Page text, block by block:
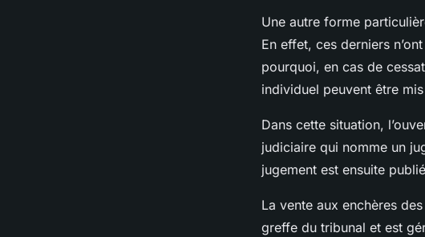
Une autre forme
En effet, ces derniers
pourquoi, en cas de
individuel peuvent être
Dans cette situation,
judiciaire qui nomme un
jugement est ensuite
La vente aux enchères
greffe du tribunal et est